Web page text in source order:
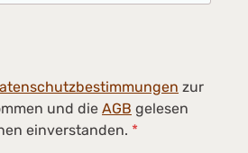
zur
und die AGB gelesen
einverstanden. *